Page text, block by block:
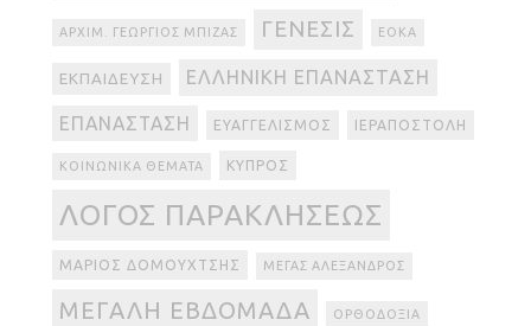
ΑΡΧΙΜ. ΓΕΏΡΓΙΟΣ ΜΠΊΖΑΣ ΓΈΝΕΣΙΣ ΕΟΚΑ
ΕΚΠΑΊΔΕΥΣΗ ΕΛΛΗΝΙΚΉ ΕΠΑΝΆΣΤΑΣΗ
ΕΠΑΝΆΣΤΑΣΗ ΕΥΑΓΓΕΛΙΣΜΌΣ ΙΕΡΑΠΟΣΤΟΛΉ
ΚΟΙΝΩΝΙΚΆ ΘΈΜΑΤΑ ΚΎΠΡΟΣ
ΛΌΓΟΣ ΠΑΡΑΚΛΉΣΕΩΣ
ΜΆΡΙΟΣ ΔΟΜΟΥΧΤΣΉΣ ΜΈΓΑΣ ΑΛΈΞΑΝΔΡΟΣ
ΜΕΓΆΛΗ ΕΒΔΟΜΆΔΑ ΟΡΘΟΔΟΞΊΑ